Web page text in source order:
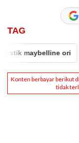
TAG
maybelline ori